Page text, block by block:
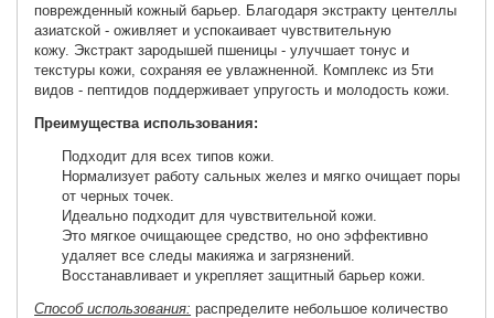
поврежденный кожный барьер.
Благодаря экстракту центеллы
азиатской - оживляет и успокаивает чувствительную
кожу. Экстракт зародышей пшеницы - улучшает тонус и
текстуры кожи, сохраняя ее увлажненной.
Комплекс из 5ти
видов - пептидов поддерживает упругость и молодость кожи.
Преимущества использования:
Подходит для всех типов кожи.
Нормализует работу сальных желез и мягко очищает поры
от черных точек.
Идеально подходит для чувствительной кожи.
Это мягкое очищающее средство, но оно эффективно
удаляет все следы макияжа и загрязнений.
Восстанавливает и укрепляет защитный барьер кожи.
Способ использования: распределите небольшое количество